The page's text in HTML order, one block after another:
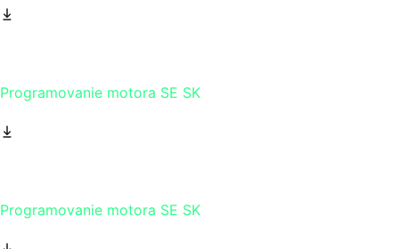
Programovanie motora SE SK
Programovanie motora SE SK